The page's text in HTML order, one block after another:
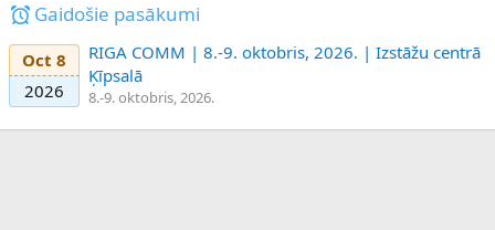
Gaidošie pasākumi
Oct 8
2026
RIGA COMM | 8.-9. oktobris, 2026. | Izstāžu centrā
Ķīpsalā
8.-9. oktobris, 2026.